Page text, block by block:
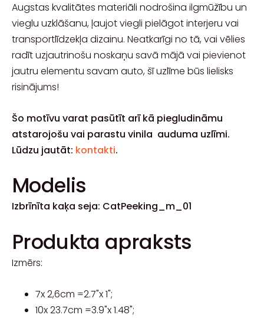
Augstas kvalitātes materiāli nodrošina ilgmūžību un
vieglu uzklāšanu, ļaujot viegli pielāgot interjeru vai
transportlīdzekļa dizainu. Neatkarīgi no tā, vai vēlies
radīt uzjautrinošu noskaņu savā mājā vai pievienot
jautru elementu savam auto, šī uzlīme būs lielisks
risinājums!
Šo motīvu varat pasūtīt arī kā piegludināmu
atstarojošu vai parastu vinila auduma uzlīmi.
Lūdzu jautāt: kontakti.
Modelis
Izbrīnīta kaķa seja: CatPeeking_m_01
Produkta apraksts
Izmērs:
7x 2,6cm =2.7"x 1";
10x 23.7cm =3.9"x 1.48";